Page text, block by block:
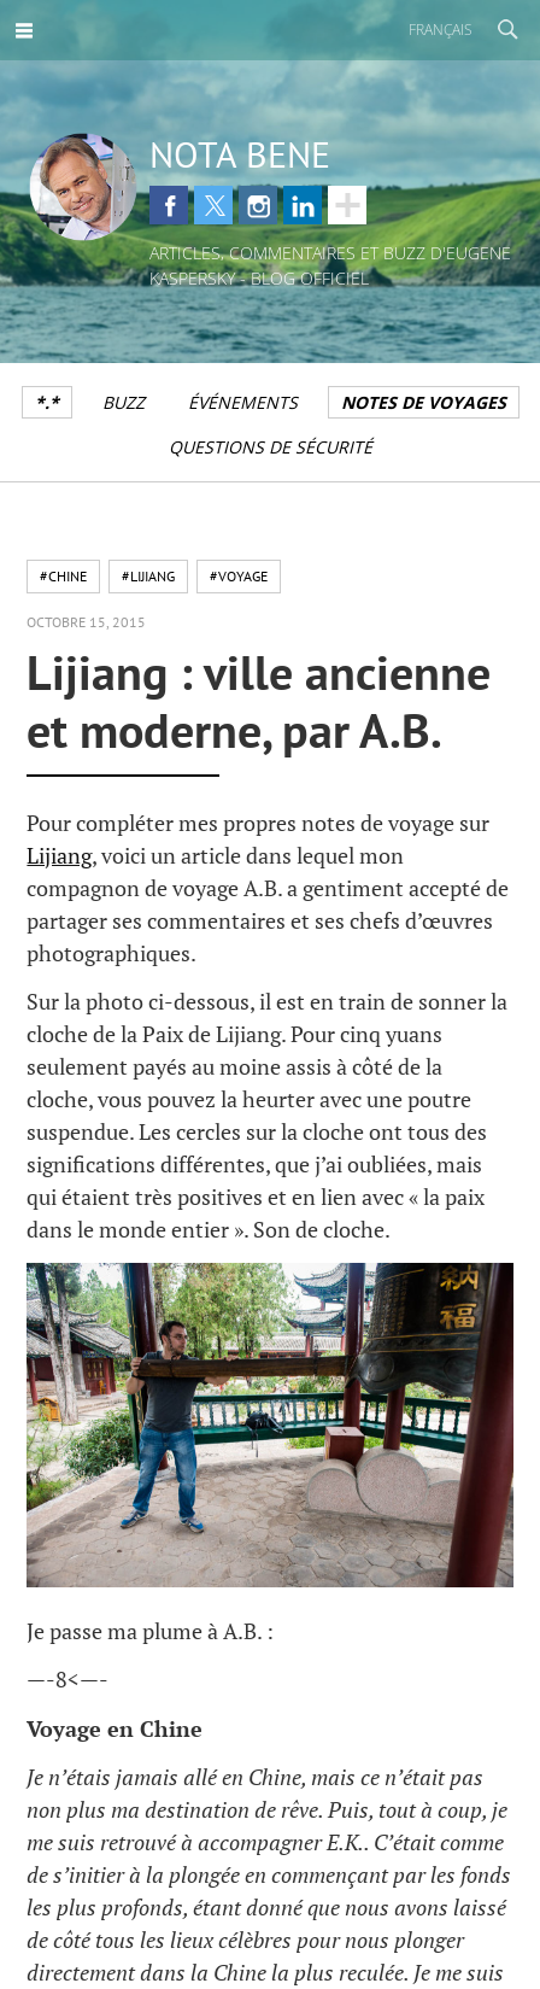
FRANÇAIS
NOTA BENE
ARTICLES, COMMENTAIRES ET BUZZ D'EUGENE
KASPERSKY - BLOG OFFICIEL
*.* BUZZ ÉVÉNEMENTS
NOTES DE VOYAGES
QUESTIONS DE SÉCURITÉ
#CHINE #LIJIANG #VOYAGE
OCTOBRE 15, 2015
Lijiang : ville ancienne
et moderne, par A.B.
Pour compléter mes propres notes de voyage sur
Lijiang, voici un article dans lequel mon
compagnon de voyage A.B. a gentiment accepté de
partager ses commentaires et ses chefs d’œuvres
photographiques.
Sur la photo ci-dessous, il est en train de sonner la
cloche de la Paix de Lijiang. Pour cinq yuans
seulement payés au moine assis à côté de la
cloche, vous pouvez la heurter avec une poutre
suspendue. Les cercles sur la cloche ont tous des
significations différentes, que j’ai oubliées, mais
qui étaient très positives et en lien avec « la paix
dans le monde entier ». Son de cloche.
Je passe ma plume à A.B. :
—-8<—-
Voyage en Chine
Je n’étais jamais allé en Chine, mais ce n’était pas
non plus ma destination de rêve. Puis, tout à coup, je
me suis retrouvé à accompagner E.K.. C’était comme
de s’initier à la plongée en commençant par les fonds
les plus profonds, étant donné que nous avons laissé
de côté tous les lieux célèbres pour nous plonger
directement dans la Chine la plus reculée. Je me suis